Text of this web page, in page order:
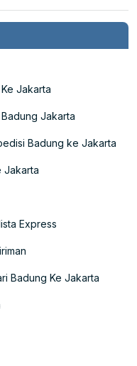
Jakarta
Jakarta
Badung ke Jakarta
Jakarta
Express
Badung Ke Jakarta